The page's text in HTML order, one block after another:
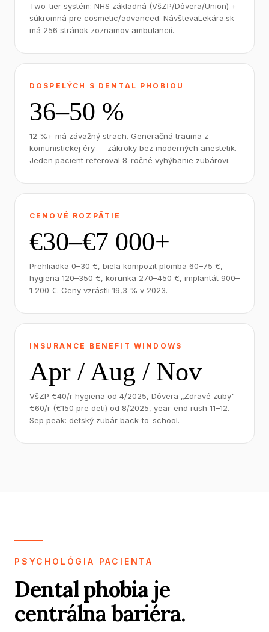
Two-tier systém: NHS základná (VšZP/Dôvera/Union) +
súkromná pre cosmetic/advanced. NávštevaLekára.sk
má 256 stránok zoznamov ambulancií.
DOSPELÝCH S DENTAL PHOBIOU
36–50 %
12 %+ má závažný strach. Generačná trauma z
komunistickej éry — zákroky bez moderných anestetik.
Jeden pacient referoval 8-ročné vyhýbanie zubárovi.
CENOVÉ ROZPÄTIE
€30–€7 000+
Prehliadka 0–30 €, biela kompozit plomba 60–75 €,
hygiena 120–350 €, korunka 270–450 €, implantát 900–
1 200 €. Ceny vzrástli 19,3 % v 2023.
INSURANCE BENEFIT WINDOWS
Apr / Aug / Nov
VšZP €40/r hygiena od 4/2025, Dôvera „Zdravé zuby"
€60/r (€150 pre deti) od 8/2025, year-end rush 11–12.
Sep peak: detský zubár back-to-school.
PSYCHOLÓGIA PACIENTA
Dental phobiaje
centrálna bariéra.